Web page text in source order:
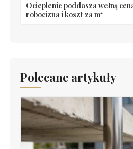
Ocieplenie poddasza wełną
robocizna i koszt za m²
Polecane artykuły